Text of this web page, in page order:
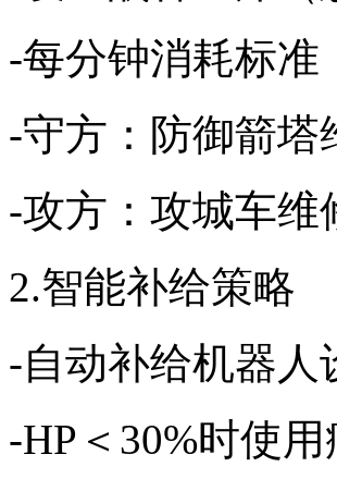
-每分钟消耗标准
-守方：防御箭塔
-攻方：攻城车维
2.智能补给策略
-自动补给机器人
-HP＜30%时使